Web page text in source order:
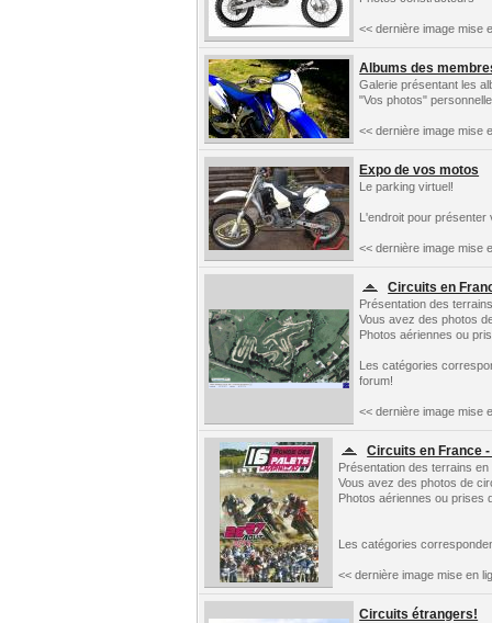
<< dernière image mise
Albums des
Galerie présentant les
"Vos photos"
<< dernière image mise
Expo de vos motos
Le parking virtuel!
L'endroit pour présenter
<< dernière image mise
Circuits en
Présentation des
Vous avez des photos
Photos aériennes ou
Les catégories
forum!
<< dernière image mise
Circuits en France
Présentation des terrains en
Vous avez des photos de
Photos aériennes ou prises
Les catégories
<< dernière image mise en
Circuits étrangers!